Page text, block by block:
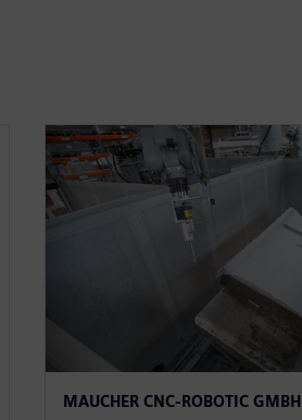
MAUCHER CNC-ROBOTIC GMBH​